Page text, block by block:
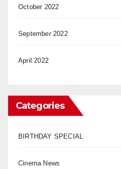
October 2022
September 2022
April 2022
Categories
BIRTHDAY SPECIAL
Cinema News